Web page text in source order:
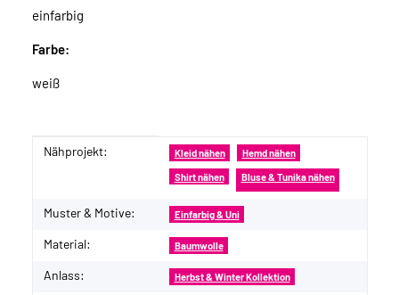
einfarbig
Farbe:
weiß
Produkteigenschaft
Wert
Nähprojekt: Kleid nähen Hemd nähen
Shirt nähen Bluse & Tunika nähen
Muster & Motive: Einfarbig & Uni
Material: Baumwolle
Anlass: Herbst & Winter Kollektion